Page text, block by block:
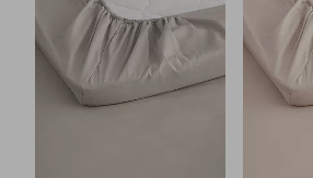
suosikkeihin